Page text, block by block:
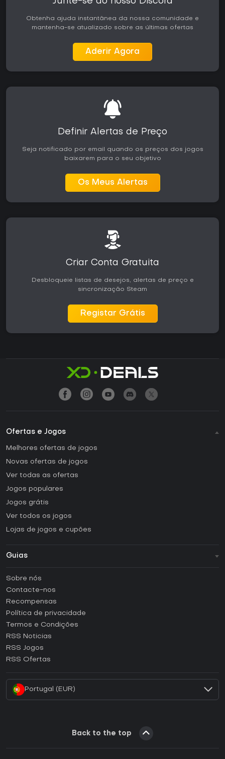
Obtenha ajuda instantânea da nossa comunidade e
mantenha-se atualizado sobre as últimas ofertas
Aderir Agora
Definir Alertas de Preço
Seja notificado por email quando os preços dos jogos
baixarem para o seu objetivo
Os Meus Alertas
Criar Conta Gratuita
Desbloqueie listas de desejos, alertas de preço e
sincronização Steam
Registar Grátis
Ofertas e Jogos
Melhores ofertas de jogos
Novas ofertas de jogos
Ver todas as ofertas
Jogos populares
Jogos grátis
Ver todos os jogos
Lojas de jogos e cupões
Guias
Como ativar uma CD Key Steam?
Como ativar uma CD Key Epic Games?
Como ativar uma CD Key GOG?
Como ativar uma CD Key Ubisoft Connect?
Sobre nós
Contacte-nos
Recompensas
Política de privacidade
Termos e Condições
RSS Noticias
RSS Jogos
RSS Ofertas
Portugal (EUR)
Back to the top